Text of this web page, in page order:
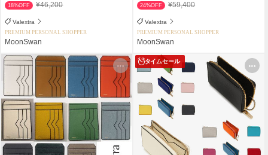
18%OFF ¥46,200
Valextra
PREMIUM PERSONAL SHOPPER
MoonSwan
24%OFF ¥59,400
Valextra
PREMIUM PERSONAL SHOPPER
MoonSwan
タイムセール